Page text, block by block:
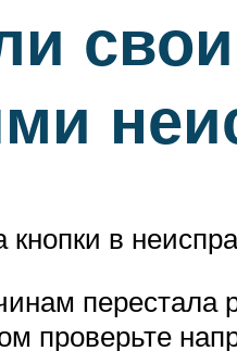
в
перестала
проверьте